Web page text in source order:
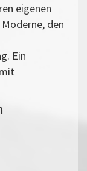
eigenen
den
Ein